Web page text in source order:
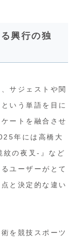
興行の独
サジェストや関
いう単語を目に
ートを融合させ
年には高橋大
の夜叉-』など
ユーザーがとて
と決定的な違い
を競技スポーツ